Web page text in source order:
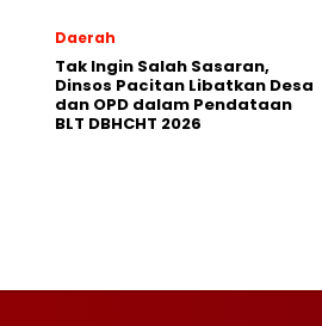
Daerah
Tak Ingin Salah Sasaran,
Dinsos Pacitan Libatkan Desa
dan OPD dalam Pendataan
BLT DBHCHT 2026